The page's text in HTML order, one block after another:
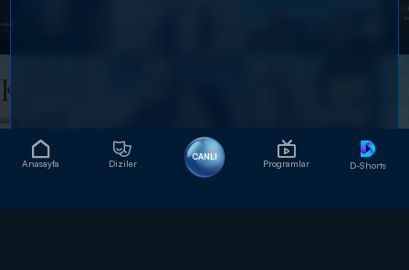
Anasayfa Diziler
CANLI
Programlar D-Shorts